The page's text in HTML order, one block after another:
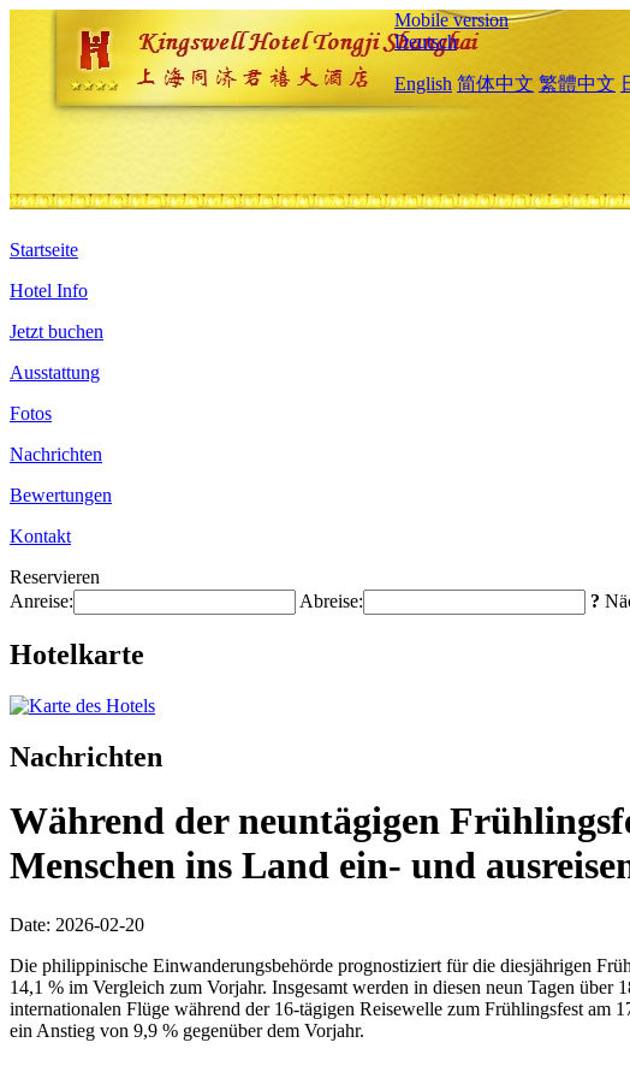
Mobile version
Deutsch
English 简体中文 繁體中文
Startseite
Hotel Info
Jetzt buchen
Ausstattung
Fotos
Nachrichten
Bewertungen
Kontakt
Reservieren
Anreise:
Abreise: ?
Hotelkarte
Nachrichten
Während der neuntägigen
Menschen ins Land ein- und
Date: 2026-02-20
Die philippinische Einwanderungsbehörde prognostiziert für die diesjährigen
14,1 % im Vergleich zum Vorjahr. Insgesamt werden in diesen neun Tagen
internationalen Flüge während der 16-tägigen Reisewelle zum Frühlingsfest am
ein Anstieg von 9,9 % gegenüber dem Vorjahr.